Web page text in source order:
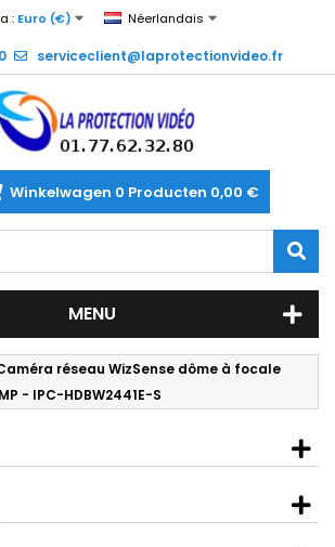
: Euro (€) Néerlandais
serviceclient@laprotectionvideo.fr
Winkelwagen 0 Producten 0,00 €
MENU
réseau WizSense dôme à focale
- IPC-HDBW2441E-S